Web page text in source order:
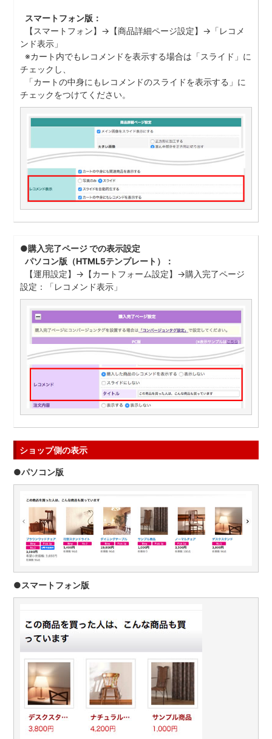
スマートフォン版：
【スマートフォン】→【商品詳細ページ設定】→「レコメ
ンド表示」
※カート内でもレコメンドを表示する場合は「スライド」に
チェックし、
「カートの中身にもレコメンドのスライドを表示する」に
チェックをつけてください。
●購入完了ページ での表示設定
パソコン版（HTML5テンプレート）：
【運用設定】→【カートフォーム設定】→購入完了ページ
設定：「レコメンド表示」
ショップ側の表示
●パソコン版
●スマートフォン版